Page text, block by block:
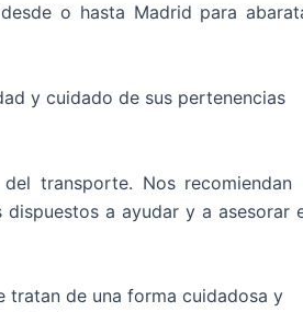
o hasta Madrid para
y cuidado de sus pertenencias
transporte. Nos recomiendan
a ayudar y a asesorar
tratan de una forma cuidadosa y